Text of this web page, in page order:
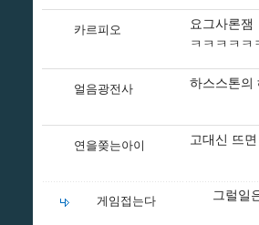
카르피오
요그사론잼
ㅋㅋㅋㅋㅋ
얼음광전사 하스스톤의
연을쫒는아이 고대신 뜨
게임접는다 그럴일